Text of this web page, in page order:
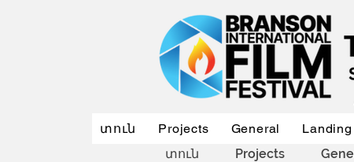
տուն Projects General
տուն
Projects